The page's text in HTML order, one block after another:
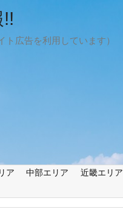
広告を利用しています）
ア 中部エリア 近畿エリア